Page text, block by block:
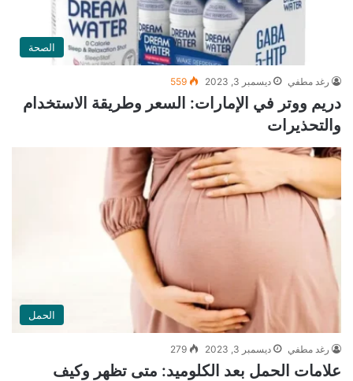
الصحة
رغد مطفي ديسمبر 3, 2023 559
دريم ووتر في الإمارات: السعر وطريقة الاستخدام
والتحذيرات
الحمل
رغد مطفي ديسمبر 3, 2023 279
علامات الحمل بعد الكلوميد: متى تظهر وكيف